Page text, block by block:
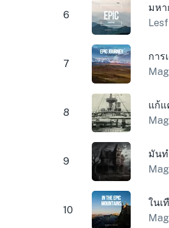
6
มห
7
8
แก้
9
มัน
10
ในเ